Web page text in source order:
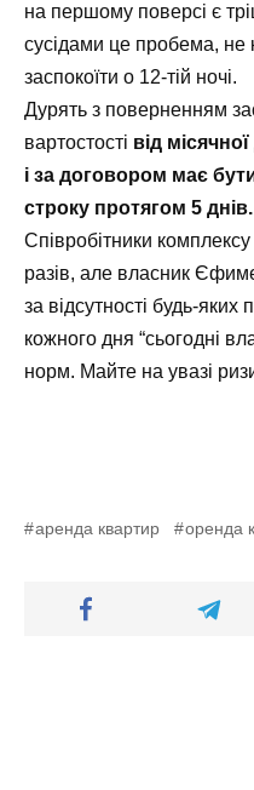
на першому поверсі є
сусідами це пробема, не
заспокоїти о 12-тій ночі.
Дурять з поверненням
вартостості від
і за договором має
строку протягом 5 днів.
Співробітники
разів, але власник
за відсутності будь-
кожного дня “сьогодні
норм. Майте на увазі
аренда квартир оренда